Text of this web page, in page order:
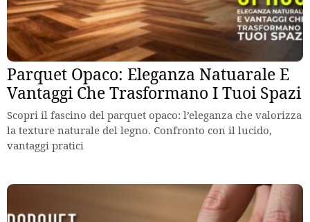
Parquet Opaco: Eleganza Natuarale E
Vantaggi Che Trasformano I Tuoi Spazi
Scopri il fascino del parquet opaco: l’eleganza che valorizza
la texture naturale del legno. Confronto con il lucido,
vantaggi pratici